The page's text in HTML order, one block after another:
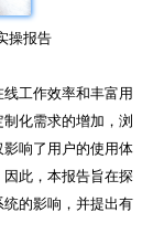
操报告
工作效率和丰富用
化需求的增加，浏
响了用户的使用体
此，本报告旨在探
的影响，并提出有